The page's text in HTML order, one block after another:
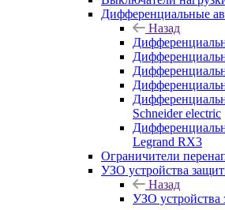
Дифференциальные
Назад
Schneider electric
Legrand RX3
Ограничители
УЗО устройства
Назад
УЗО устройства